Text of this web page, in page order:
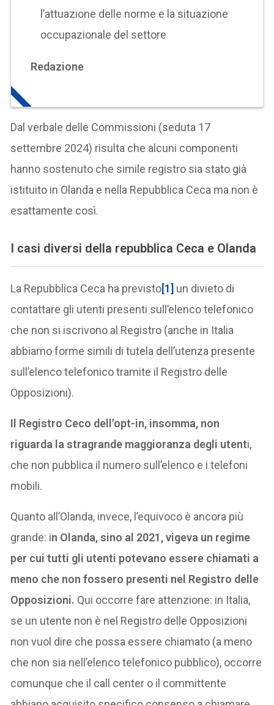
l’attuazione delle norme e la situazione
occupazionale del settore​
Redazione
Dal verbale delle Commissioni (seduta 17
settembre 2024) risulta che alcuni componenti
hanno sostenuto che simile registro sia stato già
istituito in Olanda e nella Repubblica Ceca ma non è
esattamente così.
I casi diversi della repubblica Ceca e Olanda
La Repubblica Ceca ha previsto[1] un divieto di
contattare gli utenti presenti sull’elenco telefonico
che non si iscrivono al Registro (anche in Italia
abbiamo forme simili di tutela dell’utenza presente
sull’elenco telefonico tramite il Registro delle
Opposizioni).
Il Registro Ceco dell’opt-in, insomma, non
riguarda la stragrande maggioranza degli utenti,
che non pubblica il numero sull’elenco e i telefoni
mobili.
Quanto all’Olanda, invece, l’equivoco è ancora più
grande: in Olanda, sino al 2021, vigeva un regime
per cui tutti gli utenti potevano essere chiamati a
meno che non fossero presenti nel Registro delle
Opposizioni. Qui occorre fare attenzione: in Italia,
se un utente non è nel Registro delle Opposizioni
non vuol dire che possa essere chiamato (a meno
che non sia nell’elenco telefonico pubblico), occorre
comunque che il call center o il committente